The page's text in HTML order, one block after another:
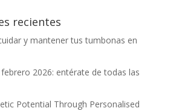
recientes
y mantener tus tumbonas en
2026: entérate de todas las
Potential Through Personalised